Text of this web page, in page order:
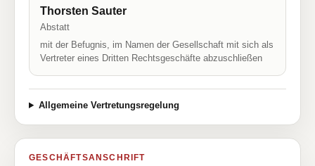
Thorsten Sauter
Abstatt
mit der Befugnis, im Namen der Gesellschaft mit sich als
Vertreter eines Dritten Rechtsgeschäfte abzuschließen
Allgemeine Vertretungsregelung
GESCHÄFTSANSCHRIFT